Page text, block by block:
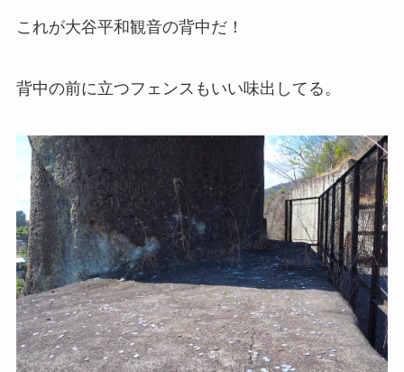
これが大谷平和観音の背中だ！
背中の前に立つフェンスもいい味出してる。